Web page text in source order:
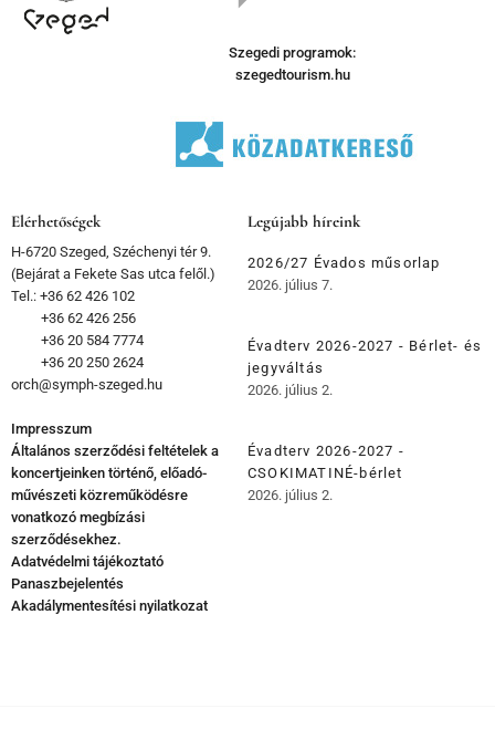
Szegedi programok:
szegedtourism.hu
Elérhetőségek
H-6720 Szeged, Széchenyi tér 9.
(Bejárat a Fekete Sas utca felől.)
Tel.: +36 62 426 102
+36 62 426 256
+36 20 584 7774
+36 20 250 2624
orch@symph-szeged.hu
Impresszum
Általános szerződési feltételek a
koncertjeinken történő, előadó-
művészeti közreműködésre
vonatkozó megbízási
szerződésekhez.
Adatvédelmi tájékoztató
Panaszbejelentés
Akadálymentesítési nyilatkozat
Legújabb híreink
2026/27 Évados műsorlap
2026. július 7.
Évadterv 2026-2027 - Bérlet- és
jegyváltás
2026. július 2.
Évadterv 2026-2027 -
CSOKIMATINÉ-bérlet
2026. július 2.